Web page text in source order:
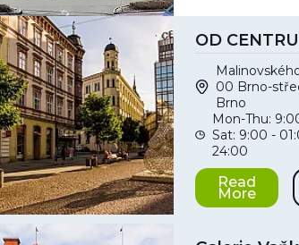
OD
00 Brno-
Brno
Mon-Thu:
Sat: 9:00 -
24:00
Read
More